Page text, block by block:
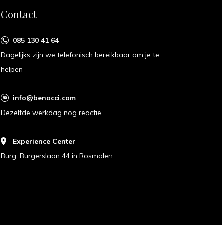
Contact
085 130 41 64
Dagelijks zijn we telefonisch bereikbaar om je te
helpen
info@benacci.com
Dezelfde werkdag nog reactie
Experience Center
Burg. Burgerslaan 44 in Rosmalen